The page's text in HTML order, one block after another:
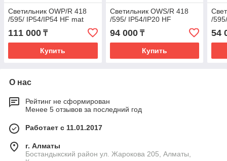
Светильник OWP/R 418
/595/ IP54/IP54 HF mat
111 000 ₸
Купить
Светильник OWS/R 418
/595/ IP54/IP20 HF
94 000₸
Купить
/
54
О нас
Рейтинг не сформирован
Менее 5 отзывов за последний год
Работает с 11.01.2017
г. Алматы
Бостандыкский район ул. Жарокова 205, Алматы,